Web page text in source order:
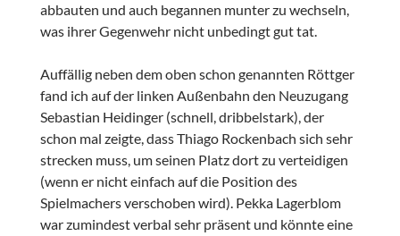
abbauten und auch begannen munter zu wechseln,
was ihrer Gegenwehr nicht unbedingt gut tat.
Auffällig neben dem oben schon genannten Röttger
fand ich auf der linken Außenbahn den Neuzugang
Sebastian Heidinger (schnell, dribbelstark), der
schon mal zeigte, dass Thiago Rockenbach sich sehr
strecken muss, um seinen Platz dort zu verteidigen
(wenn er nicht einfach auf die Position des
Spielmachers verschoben wird). Pekka Lagerblom
war zumindest verbal sehr präsent und könnte eine